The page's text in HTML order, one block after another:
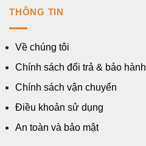
THÔNG TIN
Về chúng tôi
Chính sách đổi trả & bảo hành
Chính sách vận chuyển
Điều khoản sử dụng
An toàn và bảo mật